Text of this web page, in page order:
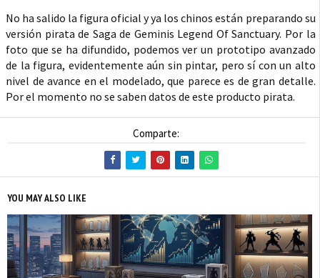
No ha salido la figura oficial y ya los chinos están preparando su
versión pirata de Saga de Geminis Legend Of Sanctuary. Por la
foto que se ha difundido, podemos ver un prototipo avanzado
de la figura, evidentemente aún sin pintar, pero sí con un alto
nivel de avance en el modelado, que parece es de gran detalle.
Por el momento no se saben datos de este producto pirata.
Comparte:
YOU MAY ALSO LIKE